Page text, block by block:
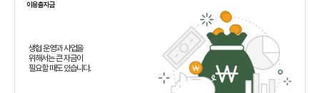
이용출자금
생협 운영과 사업을
위해서는 큰 자금이
필요할 때도 있습니다.